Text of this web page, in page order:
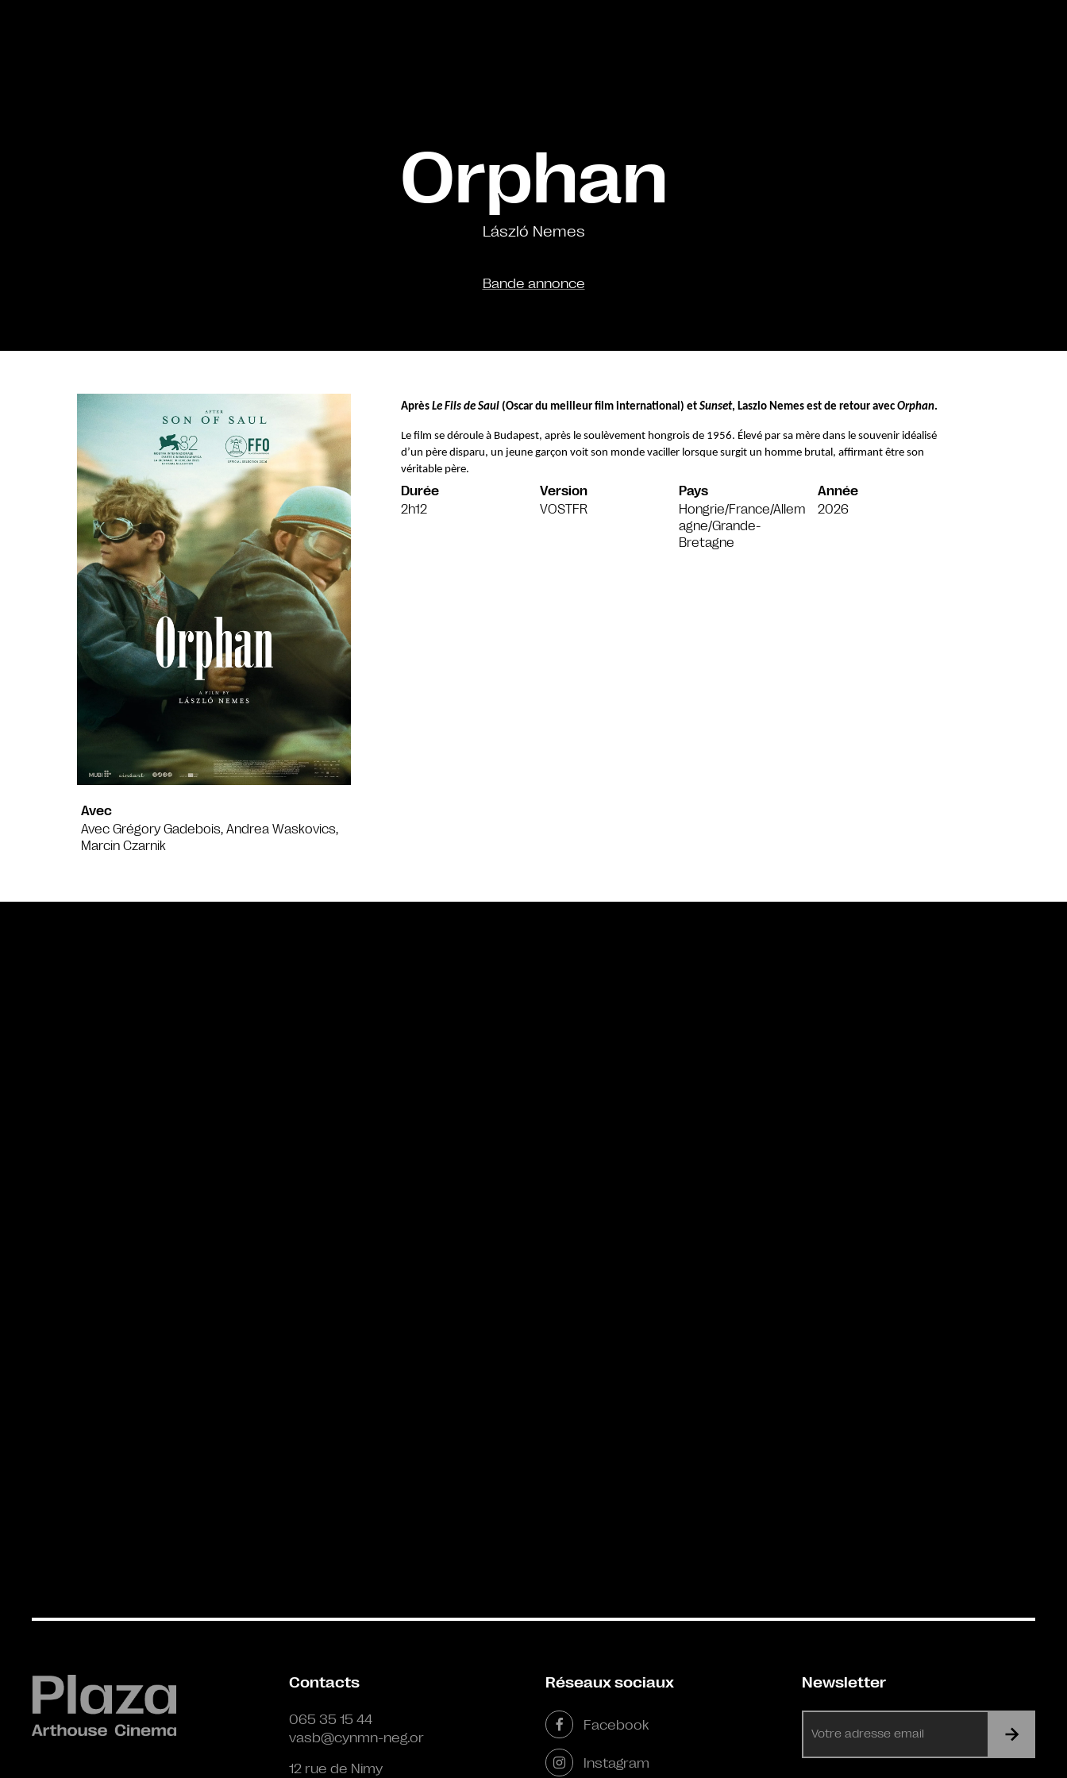
Orphan
László Nemes
Bande annonce
Avec
Avec Grégory Gadebois, Andrea Waskovics,
Marcin Czarnik
Après Le Fils de Saul (Oscar du meilleur film international) et Sunset, Laszlo Nemes est de retour avec Orphan.
Le film se déroule à Budapest, après le soulèvement hongrois de 1956. Élevé par sa mère dans le souvenir idéalisé
d’un père disparu, un jeune garçon voit son monde vaciller lorsque surgit un homme brutal, affirmant être son
véritable père.
Durée
2h12
Version
VOSTFR
Pays
Hongrie/France/Allem
agne/Grande-
Bretagne
Année
2026
Contacts
065 35 15 44
vasb@cynmn-neg.or
12 rue de Nimy
Réseaux sociaux
Facebook
Instagram
Newsletter
mail